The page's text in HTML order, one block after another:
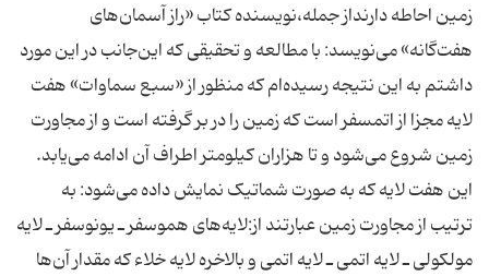
زمین احاطه دارنداز جمله،نویسنده کتاب «راز آسمان‌های
هفت‌گانه» می‌نویسد: با مطالعه و تحقیقی که این‌جانب در این مورد
داشتم به این نتیجه رسیده‌ام که منظور از «سبع سماوات» هفت
لایه مجزا از اتمسفر است که زمین را در بر گرفته است و از مجاورت
زمین شروع می‌شود و تا هزاران کیلومتر اطراف آن ادامه می‌یابد.
این هفت لایه که به صورت شماتیک نمایش داده می‌شود: به
ترتیب از مجاورت زمین عبارتند از:لایه‌های هموسفر ـ یونوسفر ـ لایه
مولکولی ـ لایه اتمی ـ لایه اتمی و بالاخره لایه خلاء که مقدار آن‌ها